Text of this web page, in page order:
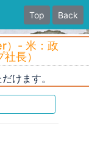
Top Back
）- 米：政
長）
けます。